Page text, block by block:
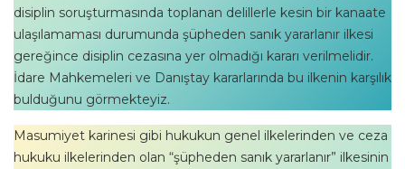
disiplin soruşturmasında toplanan delillerle kesin bir kanaate
ulaşılamaması durumunda şüpheden sanık yararlanır ilkesi
gereğince disiplin cezasına yer olmadığı kararı verilmelidir.
İdare Mahkemeleri ve Danıştay kararlarında bu ilkenin karşılık
bulduğunu görmekteyiz.
Masumiyet karinesi gibi hukukun genel ilkelerinden ve ceza
hukuku ilkelerinden olan “şüpheden sanık yararlanır” ilkesinin